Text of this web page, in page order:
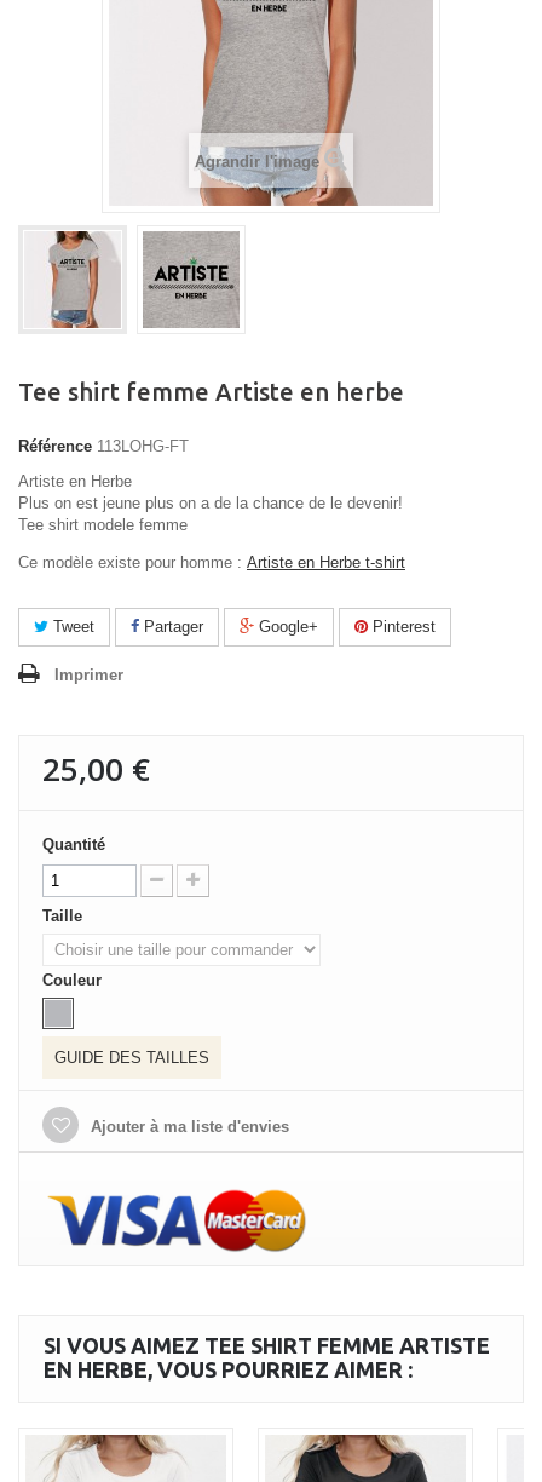
Agrandir l'image
Tee shirt femme Artiste en herbe
Référence 113LOHG-FT
Artiste en Herbe
Plus on est jeune plus on a de la chance de le devenir!
Tee shirt modele femme
Ce modèle existe pour homme : Artiste en Herbe t-shirt
Tweet Partager Google+ Pinterest
Imprimer
25,00 €
Quantité
Taille
Couleur
GUIDE DES TAILLES
Ajouter à ma liste d'envies
SI VOUS AIMEZ TEE SHIRT FEMME ARTISTE
EN HERBE, VOUS POURRIEZ AIMER :